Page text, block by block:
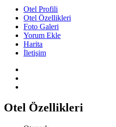
Otel Profili
Otel Özellikleri
Foto Galeri
Yorum Ekle
Harita
İletişim
Otel Özellikleri